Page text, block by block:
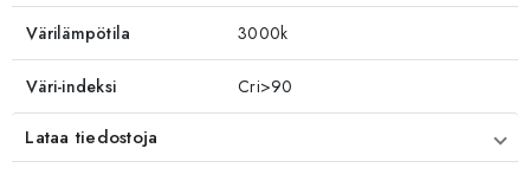
Värilämpötila 3000k
Väri-indeksi Cri>90
Lataa tiedostoja